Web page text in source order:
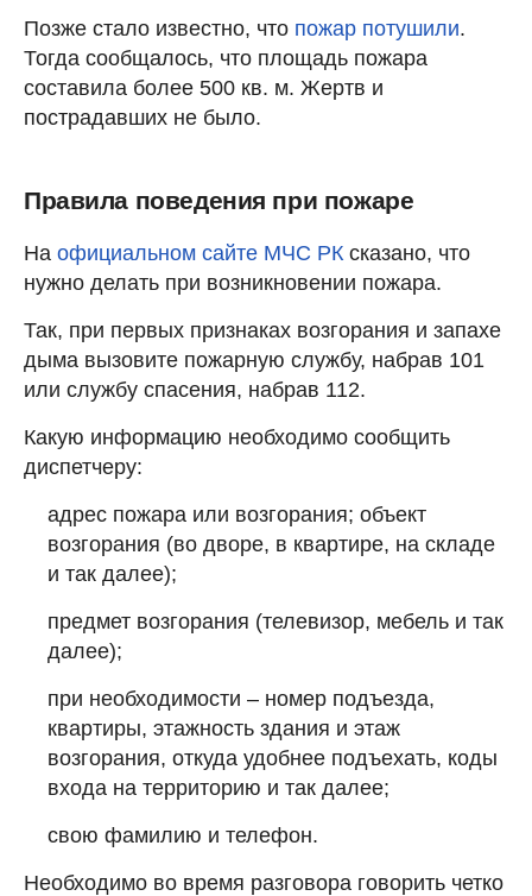
Позже стало известно, что пожар потушили.
Тогда сообщалось, что площадь пожара
составила более 500 кв. м. Жертв и
пострадавших не было.
Правила поведения при пожаре
На официальном сайте МЧС РКсказано, что
нужно делать при возникновении пожара.
Так, при первых признаках возгорания и запахе
дыма вызовите пожарную службу, набрав 101
или службу спасения, набрав 112.
Какую информацию необходимо сообщить
диспетчеру:
адрес пожара или возгорания; объект
возгорания (во дворе, в квартире, на складе
и так далее);
предмет возгорания (телевизор, мебель и так
далее);
при необходимости – номер подъезда,
квартиры, этажность здания и этаж
возгорания, откуда удобнее подъехать, коды
входа на территорию и так далее;
свою фамилию и телефон.
Необходимо во время разговора говорить четко